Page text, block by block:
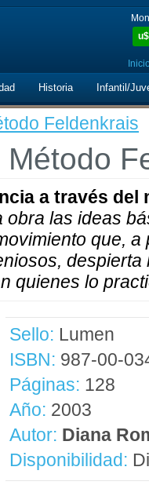
u$
Historia Infantil/
Feldenkrais
a través del
obra las ideas
que,
quienes lo
Sello: Lumen
ISBN: 987-00-
Páginas: 128
Año: 2003
Autor: Diana
Disponibilidad: